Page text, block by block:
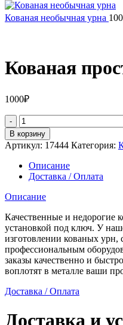
Кованая необычная урна
Кованая
1000₽
Количество
товара
Кованая
простая
урна
В корзину
Артикул: 17444 Категория:
Описание
Доставка / Оплата
Описание
Качественные и недорогие
установкой под ключ. У
изготовлении кованых урн,
профессиональным
заказы качественно и
воплотят в металле ваши
Доставка / Оплата
Доставка и